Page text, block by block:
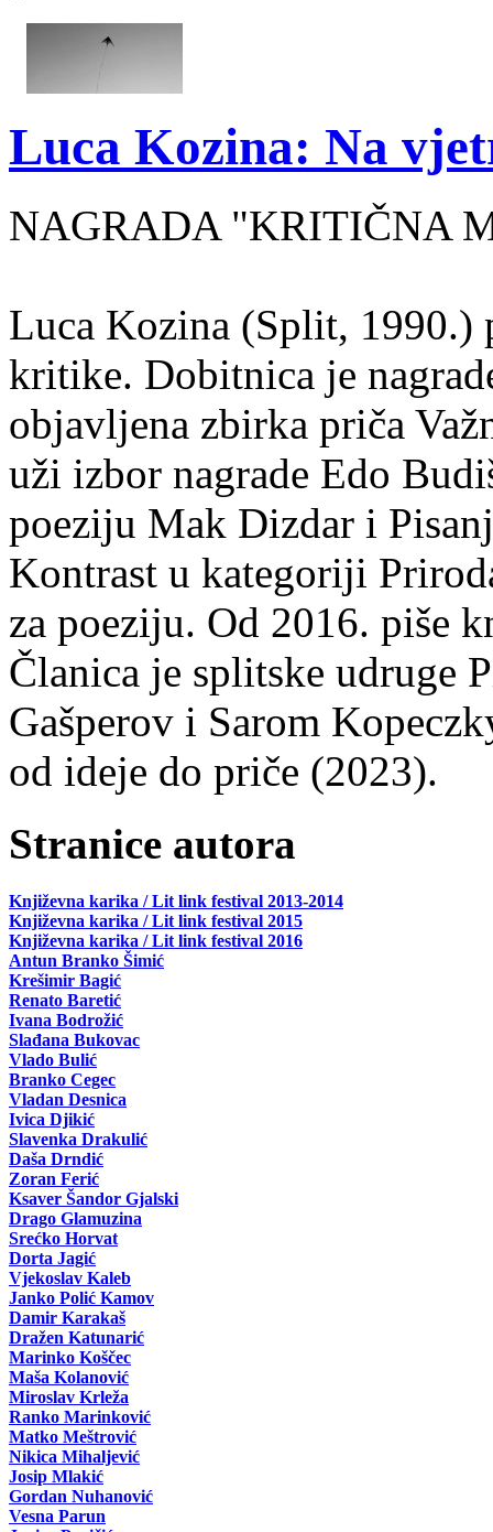
Luca Kozina: Na
NAGRADA "KRITIČNA
Luca Kozina (Split, 1990.)
kritike. Dobitnica je
objavljena zbirka priča
uži izbor nagrade Edo
poeziju Mak Dizdar i
Kontrast u kategoriji
za poeziju. Od 2016. piše
Članica je splitske udruge
Gašperov i Sarom
od ideje do priče (2023).
Stranice autora
Književna karika / Lit link festival 2013-2014
Književna karika / Lit link festival 2015
Književna karika / Lit link festival 2016
Antun Branko Šimić
Krešimir Bagić
Renato Baretić
Ivana Bodrožić
Slađana Bukovac
Vlado Bulić
Branko Cegec
Vladan Desnica
Ivica Djikić
Slavenka Drakulić
Daša Drndić
Zoran Ferić
Ksaver Šandor Gjalski
Drago Glamuzina
Srećko Horvat
Dorta Jagić
Vjekoslav Kaleb
Janko Polić Kamov
Damir Karakaš
Dražen Katunarić
Marinko Koščec
Maša Kolanović
Miroslav Krleža
Ranko Marinković
Matko Meštrović
Nikica Mihaljević
Josip Mlakić
Gordan Nuhanović
Vesna Parun